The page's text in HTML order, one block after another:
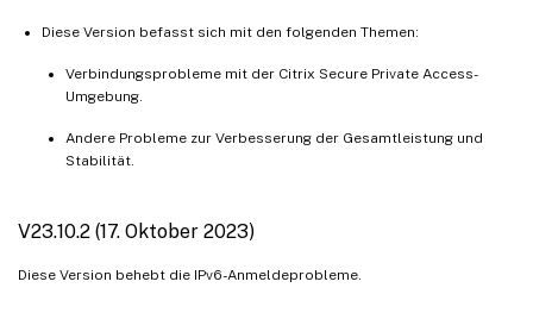
Diese Version befasst sich mit den folgenden Themen:
Verbindungsprobleme mit der Citrix Secure Private Access-
Umgebung.
Andere Probleme zur Verbesserung der Gesamtleistung und
Stabilität.
V23.10.2 (17. Oktober 2023)
Diese Version behebt die IPv6-Anmeldeprobleme.